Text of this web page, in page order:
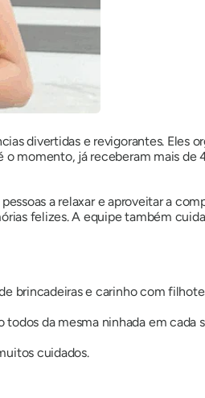
divertidas e revigorantes. Eles
o momento, já receberam mais de
a relaxar e aproveitar a
felizes. A equipe também
brincadeiras e carinho com
da mesma ninhada em cada
cuidados.